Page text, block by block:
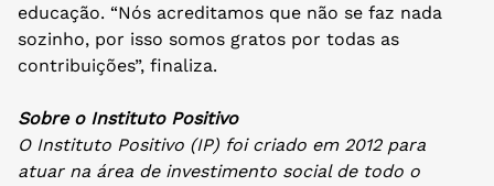
educação. “Nós acreditamos que não se faz nada
sozinho, por isso somos gratos por todas as
contribuições”, finaliza.
Sobre o Instituto Positivo
O Instituto Positivo (IP) foi criado em 2012 para
atuar na área de investimento social de todo o